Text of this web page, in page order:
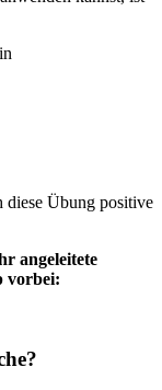
diese Übung positive
angeleitete
vorbei: